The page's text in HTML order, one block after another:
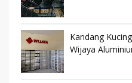
Kandang
Wijaya